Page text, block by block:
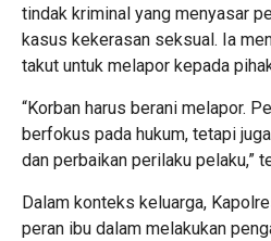
tindak kriminal yang menyasar
kasus kekerasan seksual. Ia
takut untuk melapor kepada
“Korban harus berani melapor.
berfokus pada hukum, tetapi
dan perbaikan perilaku pelaku,”
Dalam konteks keluarga,
peran ibu dalam melakukan